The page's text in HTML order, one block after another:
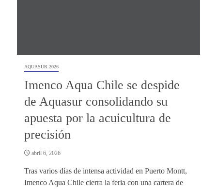
AQUASUR 2026
Imenco Aqua Chile se despide
de Aquasur consolidando su
apuesta por la acuicultura de
precisión
abril 6, 2026
Tras varios días de intensa actividad en Puerto Montt,
Imenco Aqua Chile cierra la feria con una cartera de